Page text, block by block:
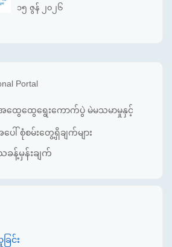
၁၅ ဇွန် ၂၀၂၆
Portal
အထွေထွေရွေးကောက်ပွဲ မဲမသမာမှုနှင့်
ေါ် စုံစမ်းတွေ့ရှိချက်များ
ခန့်မှန်းချက်
ြင်း